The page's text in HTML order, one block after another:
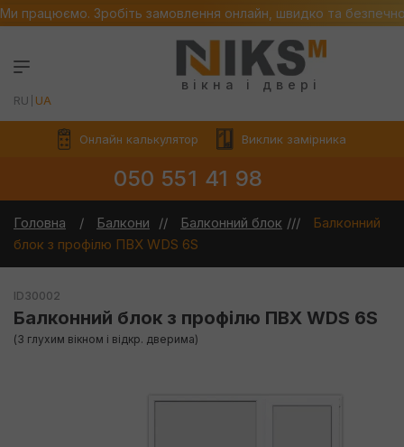
Ми працюємо. Зробіть замовлення онлайн, швидко та
вікна і двері
RU UA
Онлайн калькулятор Виклик замірника
050 551 41 98
Головна Балкони Балконний блок
Балконний
блок з профілю ПВХ WDS 6S
ID30002
Балконний блок з профілю ПВХ WDS 6S
(З глухим вікном і відкр. дверима)